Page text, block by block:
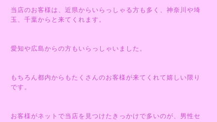
当店のお客様は、近県からいらっしゃる方も多く、神奈川や埼
玉、千葉からと来てくれます。
愛知や広島からの方もいらっしゃいました。
もちろん都内からもたくさんのお客様が来てくれて嬉しい限り
です。
お客様がネットで当店を見つけたきっかけで多いのが、男性セ